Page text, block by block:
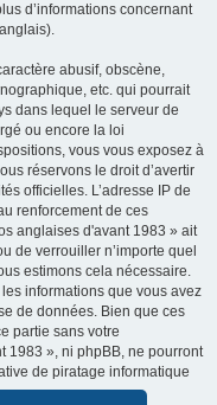
d’informations concernant
abusif, obscène,
etc. qui pourrait
dans lequel le serveur de
ou encore la loi
vous vous exposez à
réservons le droit d’avertir
officielles. L’adresse IP de
renforcement de ces
anglaises d'avant 1983 » ait
de verrouiller n’importe quel
estimons cela nécessaire.
informations que vous avez
de données. Bien que ces
partie sans votre
1983 », ni phpBB, ne pourront
de piratage informatique